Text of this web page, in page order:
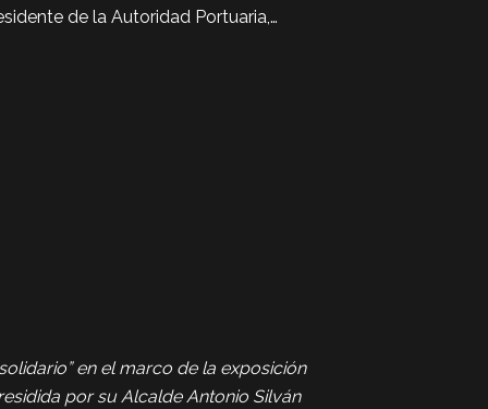
de la Autoridad Portuaria,…
en el marco de la exposición
por su Alcalde Antonio Silván